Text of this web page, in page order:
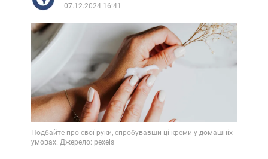
07.12.2024 16:41
Подбайте про свої руки, спробувавши ці креми у домашніх
умовах. Джерело: pexels